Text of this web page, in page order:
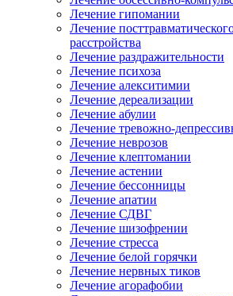
Лечение гипомании
Лечение
расстройства
Лечение раздражительности
Лечение психоза
Лечение алекситимии
Лечение дереализации
Лечение абулии
Лечение тревожно-
Лечение неврозов
Лечение клептомании
Лечение астении
Лечение бессонницы
Лечение апатии
Лечение СДВГ
Лечение шизофрении
Лечение стресса
Лечение белой горячки
Лечение нервных тиков
Лечение агорафобии